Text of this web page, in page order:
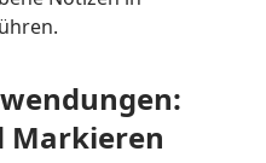
Markieren